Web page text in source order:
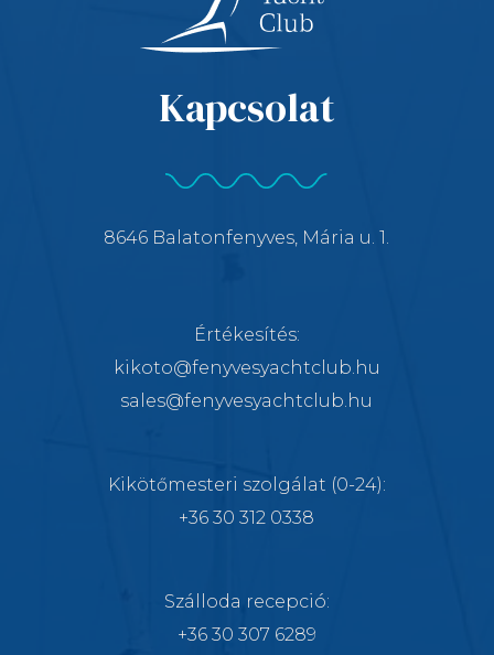
Kapcsolat
8646 Balatonfenyves, Mária u. 1.
Értékesítés:
kikoto@fenyvesyachtclub.hu
sales@fenyvesyachtclub.hu
Kikötőmesteri szolgálat (0-24):
+36 30 312 0338
Szálloda recepció:
+36 30 307 6289